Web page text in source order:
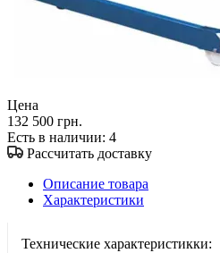
Цена
132 500 грн.
Есть в наличии: 4
Рассчитать доставку
Описание товара
Характеристики
Технические характеристикки: